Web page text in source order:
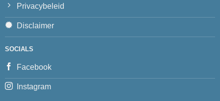
Privacybeleid
Disclaimer
SOCIALS
Facebook
Instagram